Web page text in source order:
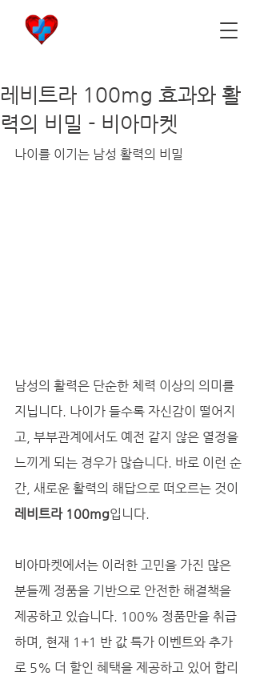
레비트라 100mg 효과와 활
력의 비밀 - 비아마켓
나이를 이기는 남성 활력의 비밀
남성의 활력은 단순한 체력 이상의 의미를
지닙니다. 나이가 들수록 자신감이 떨어지
고, 부부관계에서도 예전 같지 않은 열정을
느끼게 되는 경우가 많습니다. 바로 이런 순
간, 새로운 활력의 해답으로 떠오르는 것이
레비트라 100mg입니다.
비아마켓에서는 이러한 고민을 가진 많은
분들께 정품을 기반으로 안전한 해결책을
제공하고 있습니다. 100% 정품만을 취급
하며, 현재 1+1 반 값 특가 이벤트와 추가
로 5% 더 할인 혜택을 제공하고 있어 합리